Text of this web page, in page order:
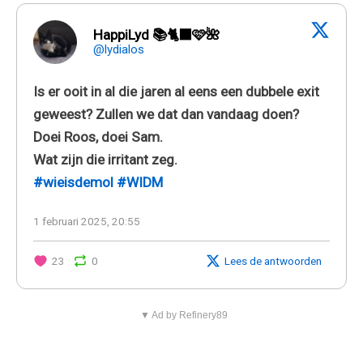
HappiLyd 📚🐈‍⬛🩷🌺
@lydialos
Is er ooit in al die jaren al eens een dubbele exit
geweest? Zullen we dat dan vandaag doen?
Doei Roos, doei Sam.
Wat zijn die irritant zeg.
#wieisdemol #WIDM
1 februari 2025, 20:55
23 0 Lees de antwoorden
▼ Ad by Refinery89